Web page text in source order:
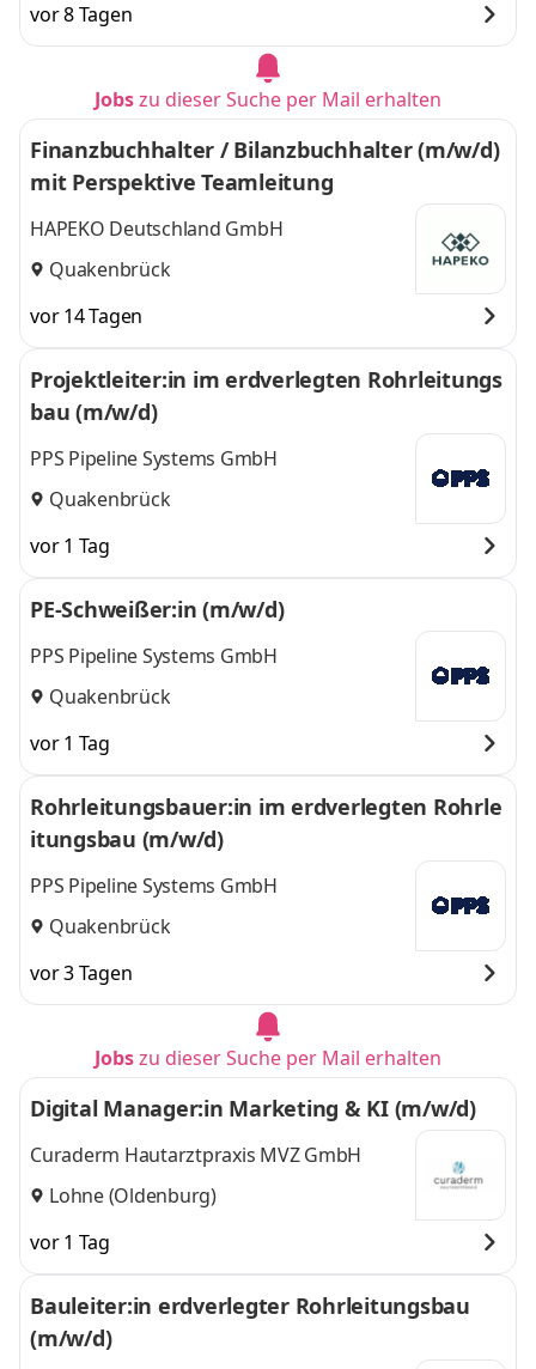
vor 8 Tagen
Jobszu dieser Suche per Mail erhalten
Finanzbuchhalter / Bilanzbuchhalter (m/w/d)
mit Perspektive Teamleitung
HAPEKO Deutschland GmbH
Quakenbrück
vor 14 Tagen
Projektleiter:in im erdverlegten Rohrleitungs
bau (m/w/d)
PPS Pipeline Systems GmbH
Quakenbrück
vor 1 Tag
PE-Schweißer:in (m/w/d)
PPS Pipeline Systems GmbH
Quakenbrück
vor 1 Tag
Rohrleitungsbauer:in im erdverlegten Rohrle
itungsbau (m/w/d)
PPS Pipeline Systems GmbH
Quakenbrück
vor 3 Tagen
Jobszu dieser Suche per Mail erhalten
Digital Manager:in Marketing & KI (m/w/d)
Curaderm Hautarztpraxis MVZ GmbH
Lohne (Oldenburg)
vor 1 Tag
Bauleiter:in erdverlegter Rohrleitungsbau
(m/w/d)